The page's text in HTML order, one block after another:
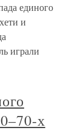
единого
и
играли
х